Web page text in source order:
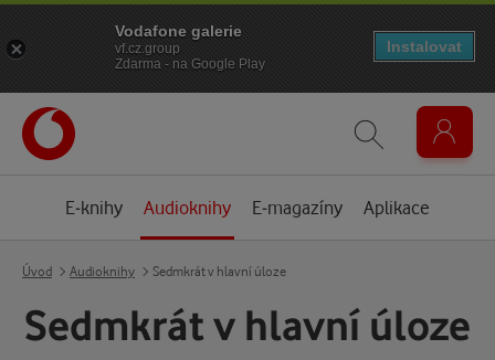
E-knihy Audioknihy E-magazíny Aplikace
Úvod Audioknihy Sedmkrát v hlavní úloze
Sedmkrát v hlavní úloze
Vodafone galerie
vf.cz.group
Zdarma - na Google Play
Instalovat